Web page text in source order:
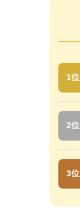
1位
2位
3位